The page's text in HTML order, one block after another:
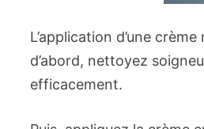
L’application d’une
d’abord, nettoyez
efficacement.